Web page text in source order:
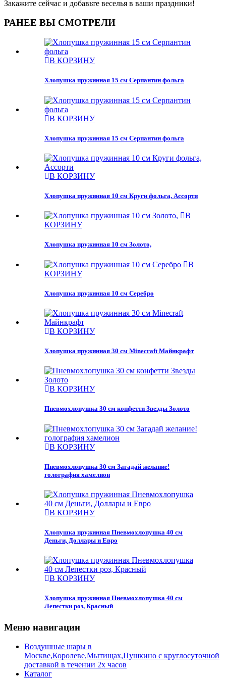
Закажите сейчас и добавьте веселья в ваши праздники!
РАНЕЕ ВЫ СМОТРЕЛИ
В КОРЗИНУ
Хлопушка пружинная 15 см Серпантин фольга
В КОРЗИНУ
Хлопушка пружинная 15 см Серпантин фольга
В КОРЗИНУ
Хлопушка пружинная 10 см Круги фольга, Ассорти
В
КОРЗИНУ
Хлопушка пружинная 10 см Золото,
В
КОРЗИНУ
Хлопушка пружинная 10 см Серебро
В КОРЗИНУ
Хлопушка пружинная 30 см Minecraft Майнкрафт
В КОРЗИНУ
Пневмохлопушка 30 см конфетти Звезды Золото
В КОРЗИНУ
Пневмохлопушка 30 см Загадай желание!
голография хамелион
В КОРЗИНУ
Хлопушка пружинная Пневмохлопушка 40 см
Деньги, Доллары и Евро
В КОРЗИНУ
Хлопушка пружинная Пневмохлопушка 40 см
Лепестки роз, Красный
Меню навигации
Воздушные шары в
Москве,Королеве,Мытищах,Пушкино с круглосуточной
доставкой в течении 2х часов
Каталог